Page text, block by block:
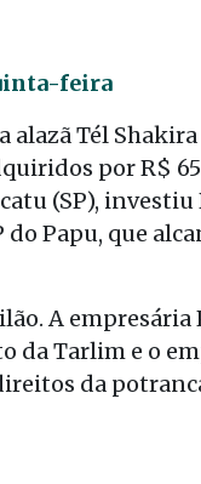
feira
Tél Shakira
por R$
(SP),
Papu, que
A empresária
da Tarlim e o
da